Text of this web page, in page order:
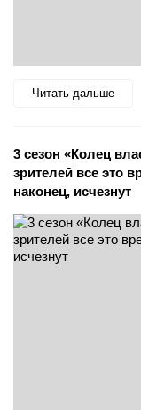
Читать дальше
3 сезон «Колец
зрителей все это
наконец, исчезнут